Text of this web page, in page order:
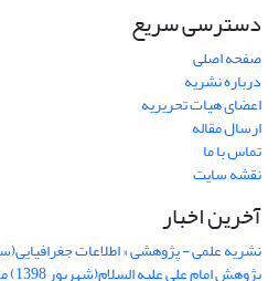
دسترسی سریع
صفحه اصلی
درباره نشریه
اعضای هیات تحریریه
ارسال مقاله
تماس با ما
نقشه سایت
آخرین اخبار
نشریه علمی - پژوهشی « اطلاعات
پژوهش امام علی علیه السلام(شهریور 1398) موفق به کسب رتبه اول گردید.